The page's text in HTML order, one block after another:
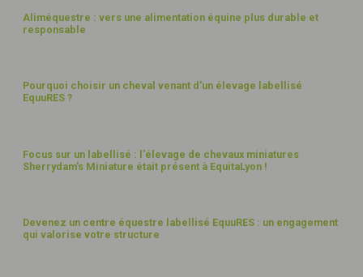
15
JANV26
Aliméquestre : vers une alimentation équine plus durable et
responsable
18
DÉC 25
Pourquoi choisir un cheval venant d'un élevage labellisé
EquuRES ?
20
NOV 25
Focus sur un labellisé : l'élevage de chevaux miniatures
Sherrydam's Miniature était présent à EquitaLyon !
19
NOV25
Devenez un centre équestre labellisé EquuRES : un engagement
qui valorise votre structure